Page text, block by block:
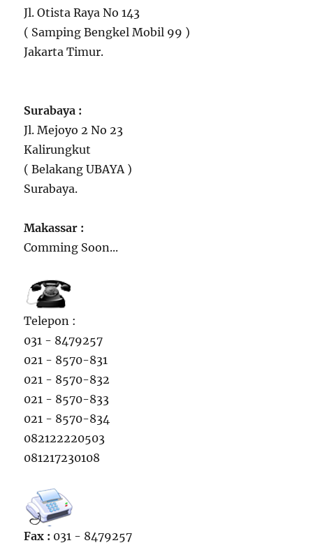
Jl. Otista Raya No 143
( Samping Bengkel Mobil 99 )
Jakarta Timur.
Surabaya :
Jl. Mejoyo 2 No 23
Kalirungkut
( Belakang UBAYA )
Surabaya.
Makassar :
Comming Soon...
Telepon :
031 - 8479257
021 - 8570-831
021 - 8570-832
021 - 8570-833
021 - 8570-834
082122220503
081217230108
Fax : 031 - 8479257